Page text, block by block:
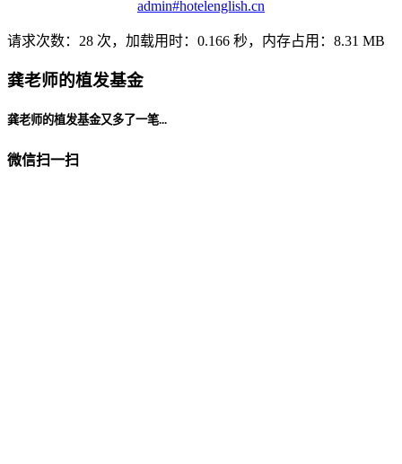
admin#hotelenglish.cn
请求次数：28 次，加载用时：0.166 秒，内存占用：8.31 MB
龚老师的植发基金
龚老师的植发基金又多了一笔...
微信扫一扫